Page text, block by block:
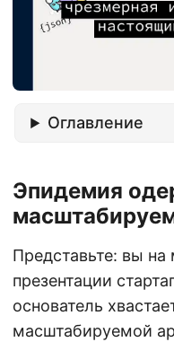
Оглавление
Эпидемия
Представьте: вы
презентации
основатель
масштабируемой